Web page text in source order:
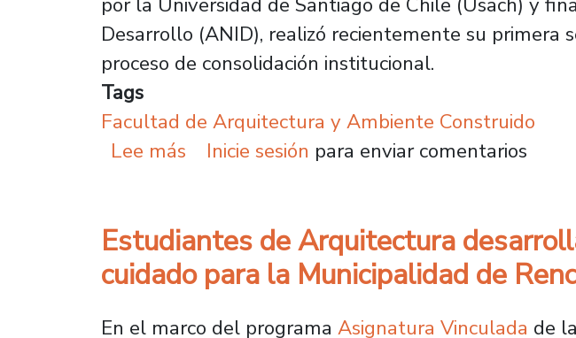
Desarrollo (ANID), realizó recientemente su primera
proceso de consolidación institucional.
Tags
Facultad de Arquitectura y Ambiente Construido
Lee más sobre Cimac constituye su Consejo
Inicie sesión para enviar comentarios
Estudiantes de Arquitectura
cuidado para la Municipalidad de
En el marco del programa Asignatura Vinculada de